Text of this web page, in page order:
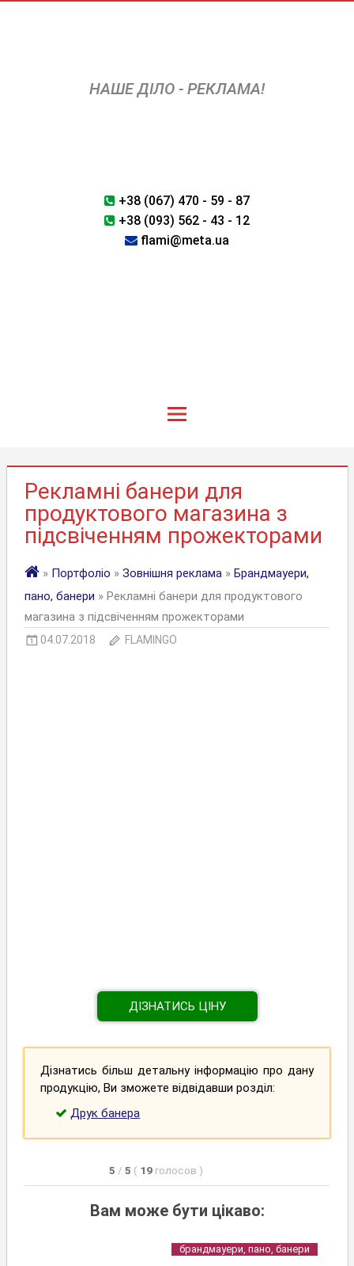
НАШЕ ДІЛО - РЕКЛАМА!
+38 (067) 470 - 59 - 87
+38 (093) 562 - 43 - 12
flami@meta.ua
Рекламні банери для
продуктового магазина з
підсвіченням прожекторами
» Портфоліо » Зовнішня реклама » Брандмауери,
пано, банери » Рекламні банери для продуктового
магазина з підсвіченням прожекторами
04.07.2018 FLAMINGO
ДІЗНАТИСЬ ЦІНУ
Дізнатись більш детальну інформацію про дану
продукцію, Ви зможете відвідавши розділ:
Друк банера
5 / 5 ( 19 голосов )
Вам може бути цікаво:
брандмауери, пано, банери